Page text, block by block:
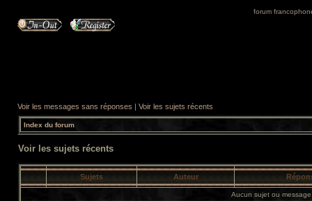
forum
Voir les messages sans réponses | Voir les sujets récents
Index du forum
Voir les sujets récents
Sujets Auteur
Aucun sujet ou